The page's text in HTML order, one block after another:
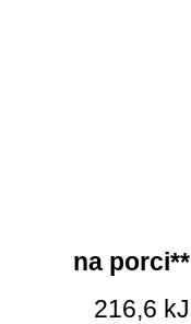
na porci**
216,6 kJ